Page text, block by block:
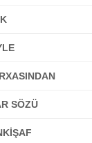
SÖZÜ
biz?